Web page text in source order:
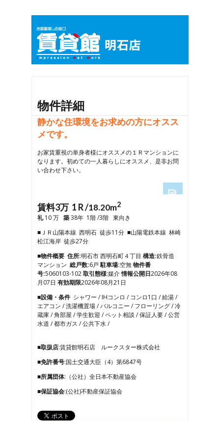
物件詳細
静かな住環境をお求めの方にオスス
メです。
お家賃重視の単身者様にオススメの１Ｒマンションに
なります。初めての一人暮らしにオススメ、是非お問
い合わせ下さい。
4
6
7
8
11
12
13
賃料3万 1 R /18.20m2
礼10 万 築38年 1階 /3階 東向き
■ＪＲ山陽本線 西明石 徒歩11分 ■山陽電鉄本線 林崎
松江海岸 徒歩27分
■物件概要 住所:明石市 西明石町４丁目 構造:鉄骨造
マンション 総戸数:6戸駐車場:空無物件番
号:5060103-102取引態様:媒介情報公開日2026年08
月07日 有効期限2026年08月21日
■設備・条件 シャワー / IHコンロ / コンロ1口 / 給湯 /
エアコン / 洗濯機置場 / バルコニー / フローリング / 冷
蔵庫 / 角部屋 / 学生歓迎 / ペット相談 / 保証人要 / 公営
水道 / 都市ガス / 公共下水 /
■取扱店:賃貸館明石店 ルークスター株式会社
■免許番号:国土交通大臣（4）第6847号
■所属団体:（公社）全日本不動産協会
■保証協会:(公社)不動産保証協会